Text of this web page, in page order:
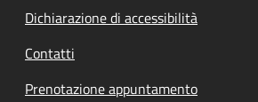
Dichiarazione di accessibilità
Contatti
Prenotazione appuntamento